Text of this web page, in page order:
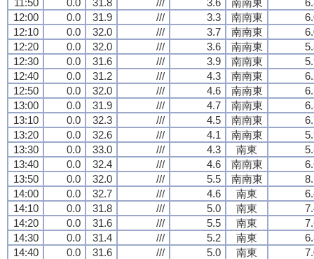
12:00
0.0 31.9 /// 3.3 南南東
12:10
0.0 32.0 /// 3.7 南南東
12:20
0.0 32.0 /// 3.6 南南東
12:30
0.0 31.6 /// 3.9 南南東
12:40
0.0 31.2 /// 4.3 南南東
12:50
0.0 32.0 /// 4.6 南南東
13:00
0.0 31.9 /// 4.7 南南東
13:10
0.0 32.3 /// 4.5 南南東
13:20
0.0 32.6 /// 4.1 南南東
13:30
0.0 33.0 /// 4.3 南東
13:40
0.0 32.4 /// 4.6 南南東
13:50
0.0 32.0 /// 5.5 南南東
14:00
0.0 32.7 /// 4.6 南東
14:10
0.0 31.8 /// 5.0 南東
14:20
0.0 31.6 /// 5.5 南東
14:30
0.0 31.4 /// 5.2 南東
14:40
0.0 31.6 /// 5.0 南東